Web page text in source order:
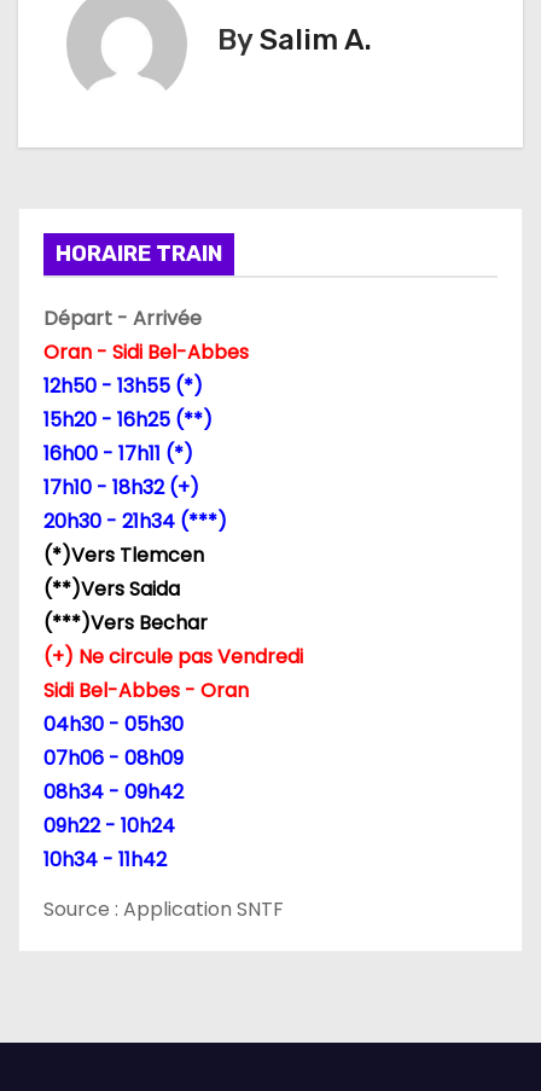
t
o
d
e
a
r
t
c
e
BySalim A.
HORAIRE TRAIN
Départ - Arrivée
Oran - Sidi Bel-Abbes
12h50 - 13h55 (*)
15h20 - 16h25 (**)
16h00 - 17h11 (*)
17h10 - 18h32 (+)
20h30 - 21h34 (***)
(*)Vers Tlemcen
(**)Vers Saida
(***)Vers Bechar
(+) Ne circule pas Vendredi
Sidi Bel-Abbes - Oran
04h30 - 05h30
07h06 - 08h09
08h34 - 09h42
09h22 - 10h24
10h34 - 11h42
Source : Application SNTF